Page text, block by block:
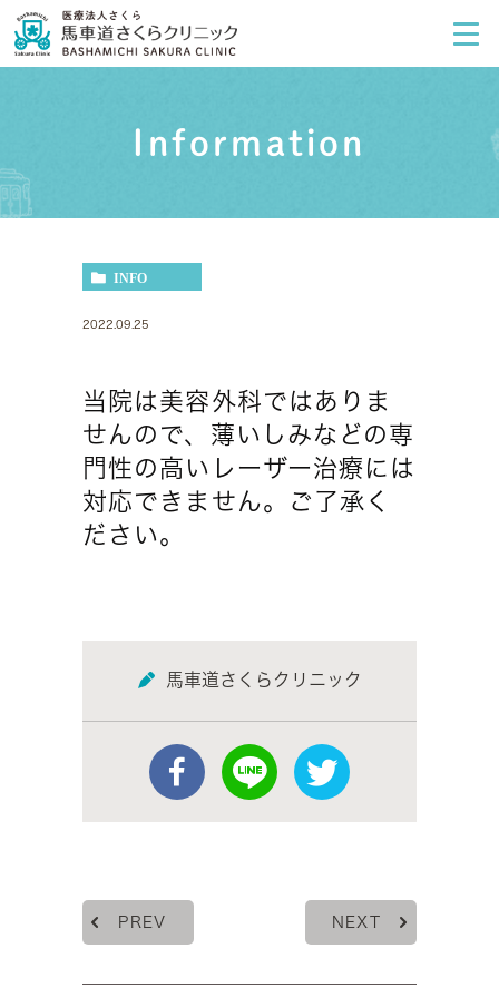
Information
INFO
2022.09.25
当院は美容外科ではありま
せんので、薄いしみなどの専
門性の高いレーザー治療には
対応できません。ご了承く
ださい。
馬車道さくらクリニック
PREV NEXT